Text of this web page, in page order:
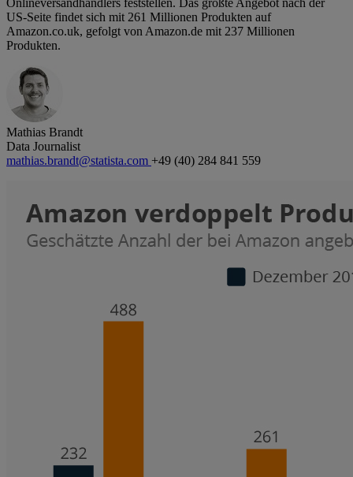
Onlineversandhändlers feststellen. Das größte Angebot nach der
US-Seite findet sich mit 261 Millionen Produkten auf
Amazon.co.uk, gefolgt von Amazon.de mit 237 Millionen
Produkten.
Mathias Brandt
Data Journalist
mathias.brandt@statista.com +49 (40) 284 841 559